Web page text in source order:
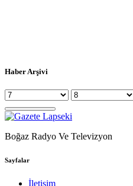
Haber Arşivi
Boğaz Radyo Ve Televizyon
Sayfalar
İletişim